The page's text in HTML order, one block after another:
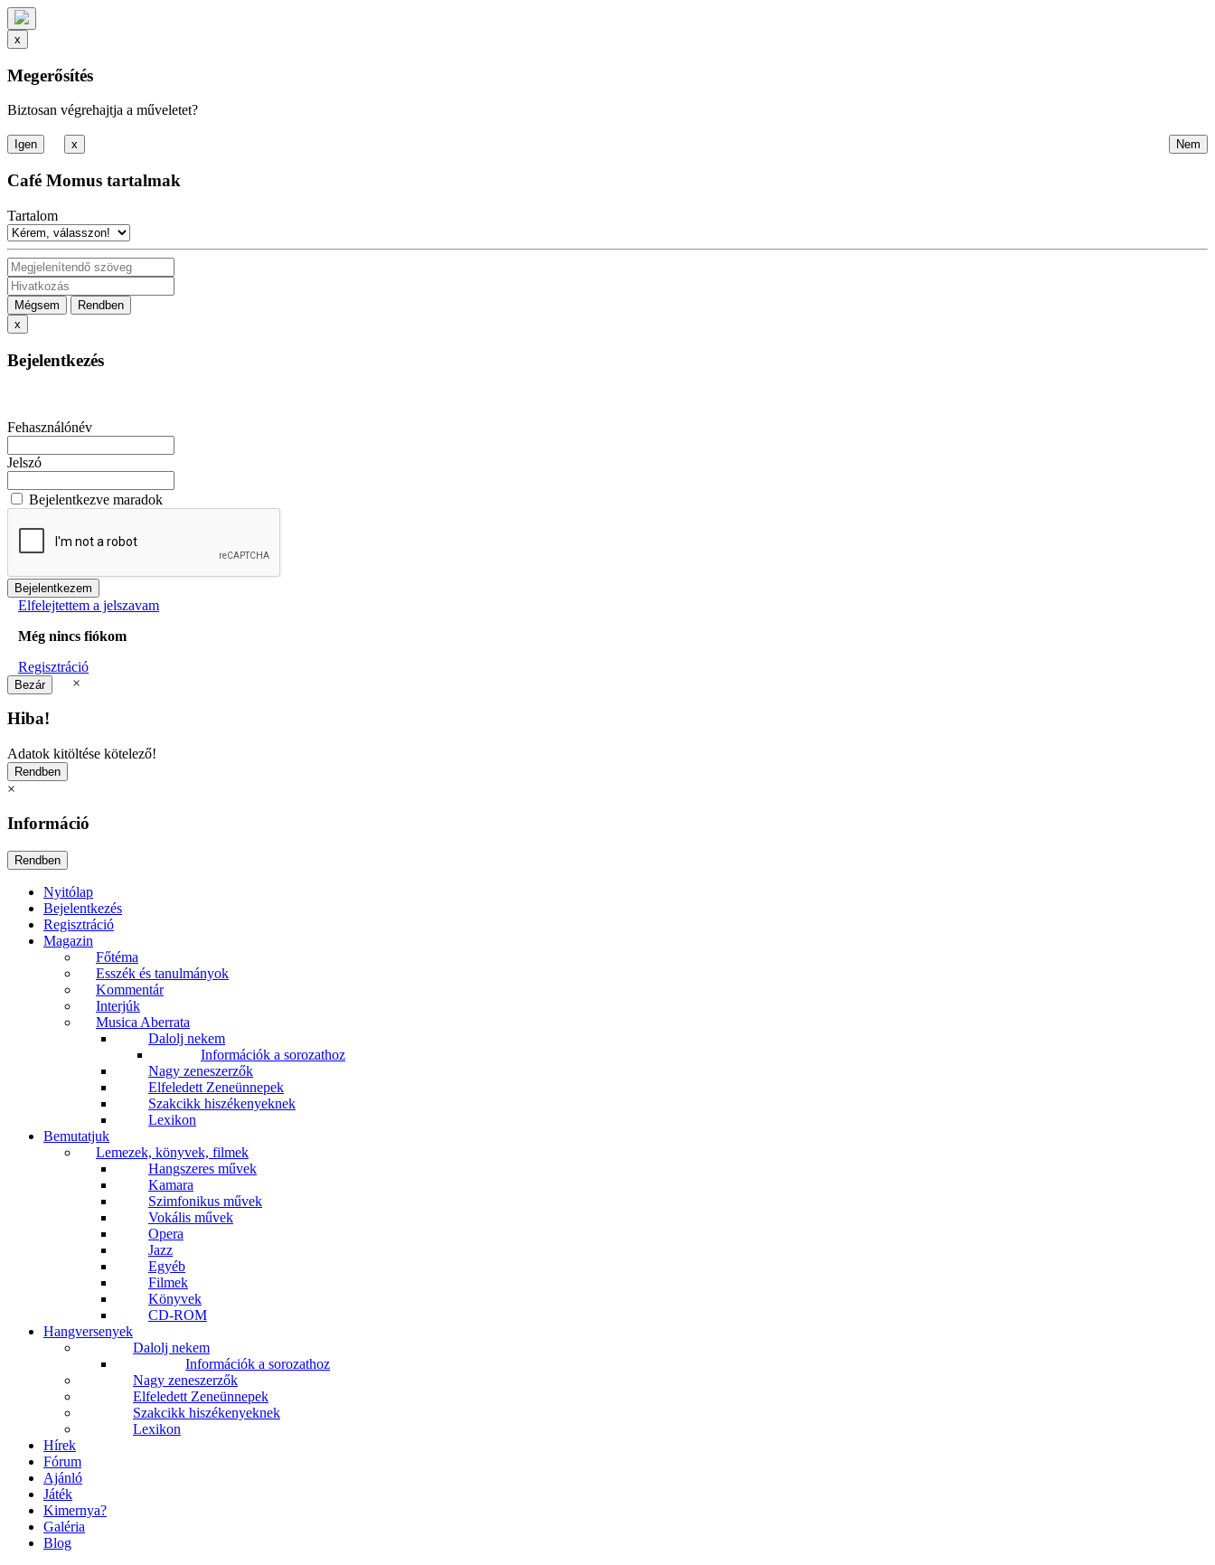
x
Megerősítés
Biztosan végrehajtja a műveletet?
x
Café Momus tartalmak
Tartalom
Mégsem
Rendben
x
Bejelentkezés
Fehasználónév
Jelszó
Bejelentkezve maradok
Elfelejtettem a jelszavam
Még nincs fiókom
Regisztráció
×
Hiba!
Adatok kitöltése kötelező!
×
Információ
Nyitólap
Bejelentkezés
Regisztráció
Magazin
Főtéma
Esszék és tanulmányok
Kommentár
Interjúk
Musica Aberrata
Dalolj nekem
Információk a sorozathoz
Nagy zeneszerzők
Elfeledett Zeneünnepek
Szakcikk hiszékenyeknek
Lexikon
Bemutatjuk
Lemezek, könyvek, filmek
Hangszeres művek
Kamara
Szimfonikus művek
Vokális művek
Opera
Jazz
Egyéb
Filmek
Könyvek
CD-ROM
Hangversenyek
Dalolj nekem
Információk a sorozathoz
Nagy zeneszerzők
Elfeledett Zeneünnepek
Szakcikk hiszékenyeknek
Lexikon
Hírek
Fórum
Ajánló
Játék
Kimernya?
Galéria
Blog